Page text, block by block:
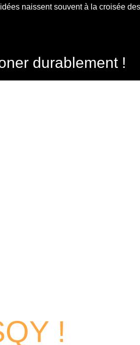
naissent souvent à la croisée
durablement !
!